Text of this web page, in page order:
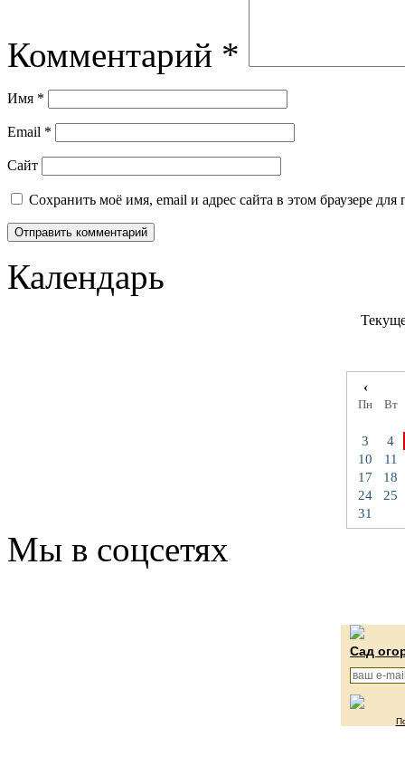
Комментарий *
Имя *
Email *
Сайт
Сохранить моё имя, email и адрес сайта в этом браузере
Календарь
‹
Пн Вт
3
4
10
11
17
18
24
25
31
Мы в соцсетях
Сад